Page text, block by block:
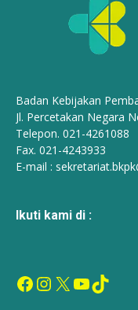
Badan Kebijakan
Jl. Percetakan Negara
Telepon. 021-4261088
Fax. 021-4243933
E-mail :
Ikuti kami di :
Facebook
Instagram
X YouTube
TikTok